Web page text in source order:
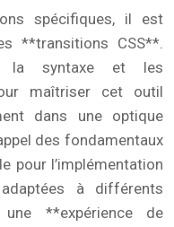
spécifiques, il est
**transitions CSS**.
la syntaxe et les
maîtriser cet outil
dans une optique
des fondamentaux
pour l’implémentation
à différents
**expérience de